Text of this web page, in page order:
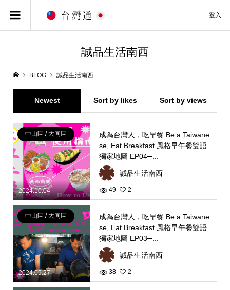
登入
誠品生活南西
BLOG 誠品生活南西
Newest Sort by likes Sort by views
2024.10.04
中山區 / 大同區
成為台灣人，吃早餐 Be a Taiwane
se, Eat Breakfast 風格早午餐雙語
獨家地圖 EP04─...
誠品生活南西
49 2
2024.09.27
中山區 / 大同區
成為台灣人，吃早餐 Be a Taiwane
se, Eat Breakfast 風格早午餐雙語
獨家地圖 EP03─...
誠品生活南西
38 2